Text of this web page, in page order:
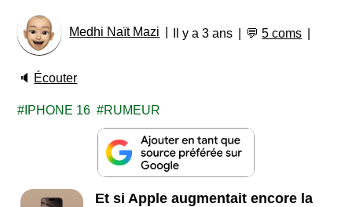
Medhi Naït Mazi Il y a 3 ans 💬5 coms
🔈 Écouter
IPHONE 16 RUMEUR
Et si Apple augmentait encore la